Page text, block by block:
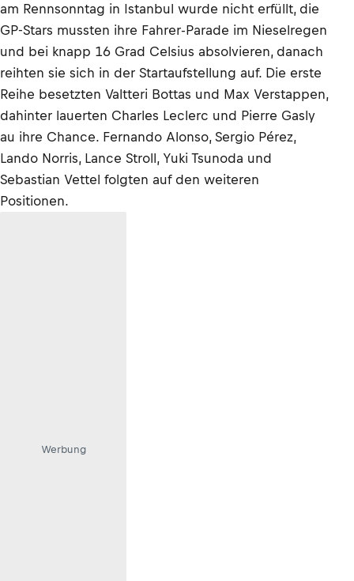
am Rennsonntag in Istanbul wurde nicht erfüllt, die
GP-Stars mussten ihre Fahrer-Parade im Nieselregen
und bei knapp 16 Grad Celsius absolvieren, danach
reihten sie sich in der Startaufstellung auf. Die erste
Reihe besetzten Valtteri Bottas und Max Verstappen,
dahinter lauerten Charles Leclerc und Pierre Gasly
au ihre Chance. Fernando Alonso, Sergio Pérez,
Lando Norris, Lance Stroll, Yuki Tsunoda und
Sebastian Vettel folgten auf den weiteren
Positionen.
Werbung